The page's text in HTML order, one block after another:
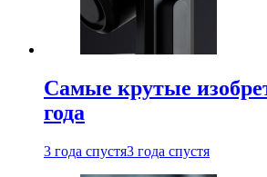
Самые крутые
года
3 года спустя3 года спустя